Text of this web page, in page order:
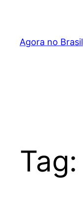
Agora no Brasil
Tag: